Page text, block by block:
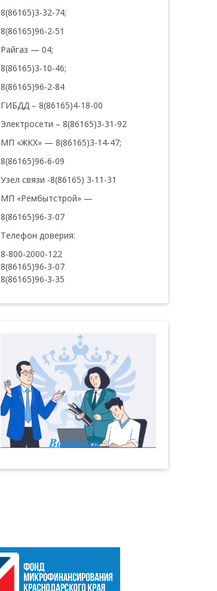
8(86165)3-32-74;
8(86165)96-2-51
Райгаз — 04;
8(86165)3-10-46;
8(86165)96-2-84
ГИБДД – 8(86165)4-18-00
Электросети – 8(86165)3-31-92
МП «ЖКХ» — 8(86165)3-14-47;
8(86165)96-6-09
Узел связи -8(86165) 3-11-31
МП «Рембытстрой» —
8(86165)96-3-07
Телефон доверия:
8-800-2000-122
8(86165)96-3-07
8(86165)96-3-35